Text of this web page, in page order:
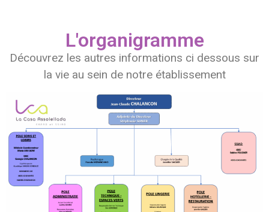
L'organigramme
Découvrez les autres informations ci dessous sur
la vie au sein de notre établissement